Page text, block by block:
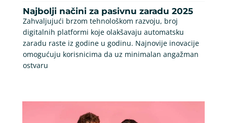
Najbolji načini za pasivnu zaradu 2025
Zahvaljujući brzom tehnološkom razvoju, broj
digitalnih platformi koje olakšavaju automatsku
zaradu raste iz godine u godinu. Najnovije inovacije
omogućuju korisnicima da uz minimalan angažman
ostvaru